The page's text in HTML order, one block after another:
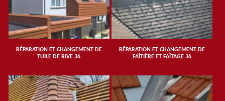
RÉPARATION ET CHANGEMENT DE
TUILE DE RIVE 36
RÉPARATION ET CHANGEMENT DE
FAÎTIÈRE ET FAÎTAGE 36